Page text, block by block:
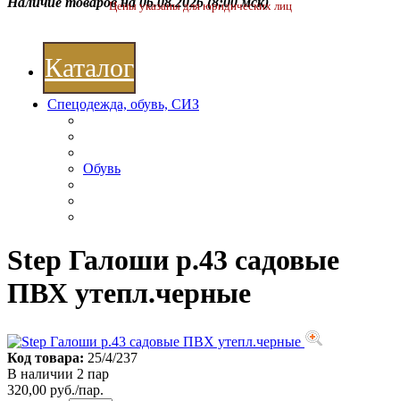
Цены указаны для юридических лиц
Каталог
Спецодежда, обувь, СИЗ
Обувь
Step Галоши р.43 садовые
ПВХ утепл.черные
Код товара: 25/4/237
В наличии 2 пар
320,00 руб./пар.